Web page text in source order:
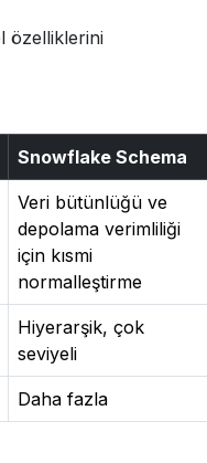
özelliklerini
Snowflake Schema
Veri bütünlüğü ve
depolama verimliliği
için kısmi
normalleştirme
Hiyerarşik, çok
seviyeli
Daha fazla